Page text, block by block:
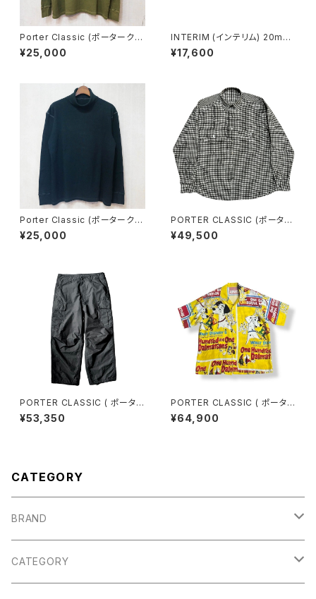
Porter Classic (ポータークラ
シック) HANDWORK THERM
AL TURTLENECK - OLIVE-
¥25,000
INTERIM (インテリム) 20mm
OAK BARK LEATHER BELT
オークバーク レザーベルト IT0
¥17,600
Porter Classic (ポータークラ
シック) HANDWORK THERM
AL TURTLENECK - BLACK-
¥25,000
PORTER CLASSIC (ポーター
クラシック) ROLL UP FLANNE
L GINGHAM CHECK SHIRT
¥49,500
PORTER CLASSIC ( ポーター
クラシック ) WEATHER CARG
O PANTS - BLACK ウェザー
¥53,350
PORTER CLASSIC ( ポーター
クラシック ) VP / PC ALOHA
COLLECTION ALOHA SHIR
¥64,900
CATEGORY
BRAND
Porter Classic
CATEGORY